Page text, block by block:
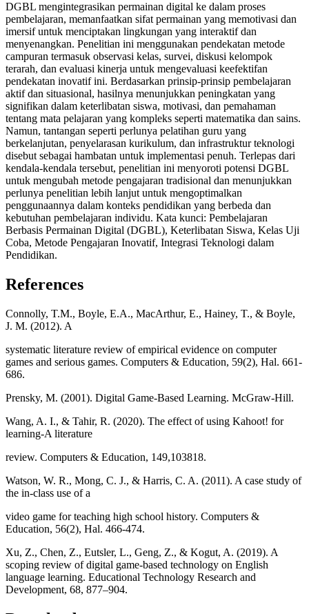
DGBL mengintegrasikan permainan digital ke dalam proses
pembelajaran, memanfaatkan sifat permainan yang memotivasi dan
imersif untuk menciptakan lingkungan yang interaktif dan
menyenangkan. Penelitian ini menggunakan pendekatan metode
campuran termasuk observasi kelas, survei, diskusi kelompok
terarah, dan evaluasi kinerja untuk mengevaluasi keefektifan
pendekatan inovatif ini. Berdasarkan prinsip-prinsip pembelajaran
aktif dan situasional, hasilnya menunjukkan peningkatan yang
signifikan dalam keterlibatan siswa, motivasi, dan pemahaman
tentang mata pelajaran yang kompleks seperti matematika dan sains.
Namun, tantangan seperti perlunya pelatihan guru yang
berkelanjutan, penyelarasan kurikulum, dan infrastruktur teknologi
disebut sebagai hambatan untuk implementasi penuh. Terlepas dari
kendala-kendala tersebut, penelitian ini menyoroti potensi DGBL
untuk mengubah metode pengajaran tradisional dan menunjukkan
perlunya penelitian lebih lanjut untuk mengoptimalkan
penggunaannya dalam konteks pendidikan yang berbeda dan
kebutuhan pembelajaran individu. Kata kunci: Pembelajaran
Berbasis Permainan Digital (DGBL), Keterlibatan Siswa, Kelas Uji
Coba, Metode Pengajaran Inovatif, Integrasi Teknologi dalam
Pendidikan.
References
Connolly, T.M., Boyle, E.A., MacArthur, E., Hainey, T., & Boyle,
J. M. (2012). A
systematic literature review of empirical evidence on computer
games and serious games. Computers & Education, 59(2), Hal. 661-
686.
Prensky, M. (2001). Digital Game-Based Learning. McGraw-Hill.
Wang, A. I., & Tahir, R. (2020). The effect of using Kahoot! for
learning-A literature
review. Computers & Education, 149,103818.
Watson, W. R., Mong, C. J., & Harris, C. A. (2011). A case study of
the in-class use of a
video game for teaching high school history. Computers &
Education, 56(2), Hal. 466-474.
Xu, Z., Chen, Z., Eutsler, L., Geng, Z., & Kogut, A. (2019). A
scoping review of digital game-based technology on English
language learning. Educational Technology Research and
Development, 68, 877–904.